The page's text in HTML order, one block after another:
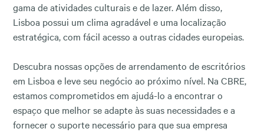
gama de atividades culturais e de lazer. Além disso,
Lisboa possui um clima agradável e uma localização
estratégica, com fácil acesso a outras cidades europeias.
Descubra nossas opções de arrendamento de escritórios
em Lisboa e leve seu negócio ao próximo nível. Na CBRE,
estamos comprometidos em ajudá-lo a encontrar o
espaço que melhor se adapte às suas necessidades e a
fornecer o suporte necessário para que sua empresa